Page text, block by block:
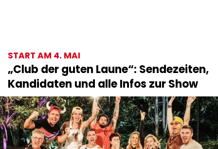
START AM 4. MAI
„Club der guten Laune“: Sendezeiten,
Kandidaten und alle Infos zur Show